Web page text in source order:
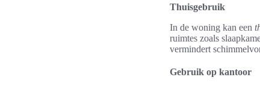
Thuisgebruik
In de woning kan een
ruimtes zoals
vermindert
Gebruik op kantoor